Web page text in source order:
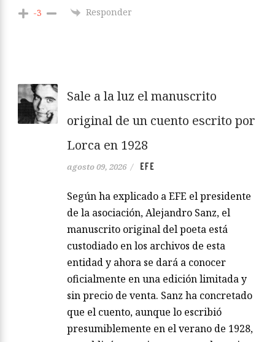
-3 Responder
Sale a la luz el manuscrito
original de un cuento escrito por
Lorca en 1928
agosto 09, 2026 / EFE
Según ha explicado a EFE el presidente
de la asociación, Alejandro Sanz, el
manuscrito original del poeta está
custodiado en los archivos de esta
entidad y ahora se dará a conocer
oficialmente en una edición limitada y
sin precio de venta. Sanz ha concretado
que el cuento, aunque lo escribió
presumiblemente en el verano de 1928,